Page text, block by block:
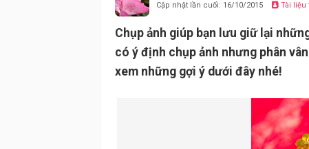
Cập nhật lần cuối: 16/10/2015 Tài liệu
Chụp ảnh giúp bạn lưu giữ lại
có ý định chụp ảnh nhưng phân
xem những gợi ý dưới đây nhé!